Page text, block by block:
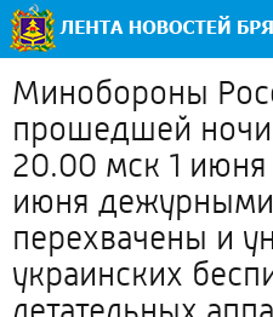
Минобороны
прошедшей
20.00 мск 1
июня
перехвачены и
украинских